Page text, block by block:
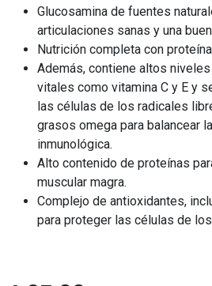
Glucosamina de fuentes
articulaciones sanas y una
Nutrición completa con
Además, contiene altos
vitales como vitamina C y E y
las células de los radicales
grasos omega para balancear
inmunológica.
Alto contenido de proteínas
muscular magra.
Complejo de antioxidantes,
para proteger las células de